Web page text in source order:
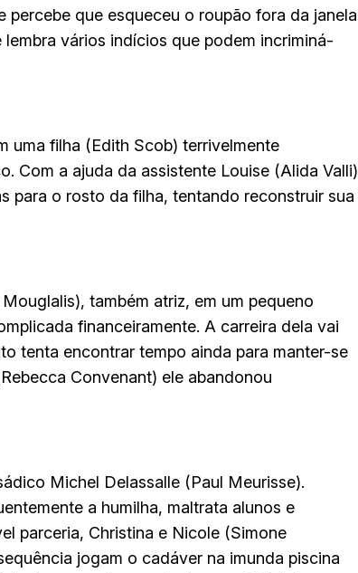
que esqueceu o roupão fora da janela
vários indícios que podem incriminá-
uma filha (Edith Scob) terrivelmente
Com a ajuda da assistente Louise (Alida Valli)
para o rosto da filha, tentando reconstruir sua
também atriz, em um pequeno
financeiramente. A carreira dela vai
tenta encontrar tempo ainda para manter-se
Convenant) ele abandonou
Michel Delassalle (Paul Meurisse).
a humilha, maltrata alunos e
parceria, Christina e Nicole (Simone
jogam o cadáver na imunda piscina